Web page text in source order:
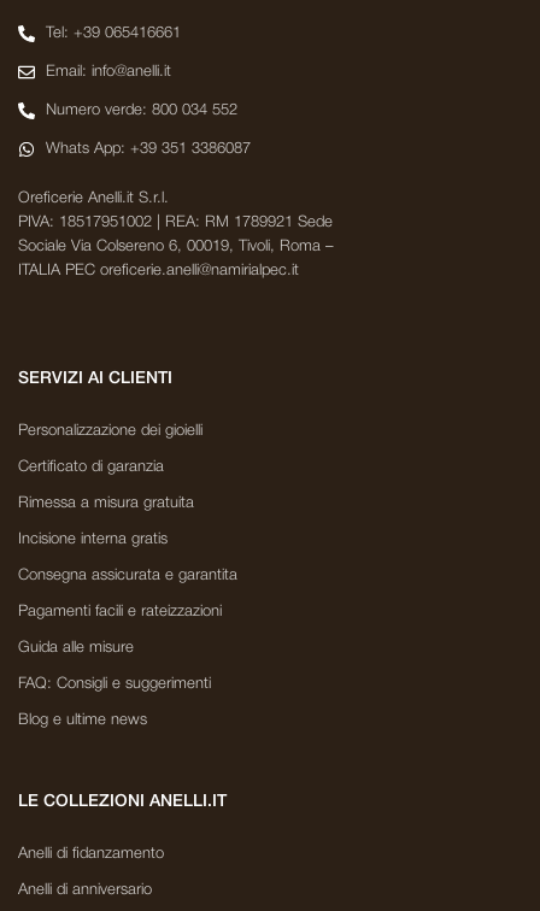
Tel: +39 065416661
Email: info@anelli.it
Numero verde: 800 034 552
Whats App: +39 351 3386087
Oreficerie Anelli.it S.r.l.
PIVA: 18517951002 | REA: RM 1789921 Sede
Sociale Via Colsereno 6, 00019, Tivoli, Roma –
ITALIA PEC oreficerie.anelli@namirialpec.it
SERVIZI AI CLIENTI
Personalizzazione dei gioielli
Certificato di garanzia
Rimessa a misura gratuita
Incisione interna gratis
Consegna assicurata e garantita
Pagamenti facili e rateizzazioni
Guida alle misure
FAQ: Consigli e suggerimenti
Blog e ultime news
LE COLLEZIONI ANELLI.IT
Anelli di fidanzamento
Anelli di anniversario